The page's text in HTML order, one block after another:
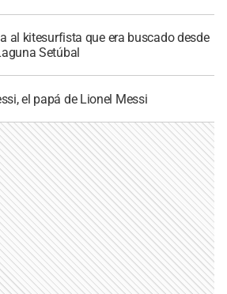
al kitesurfista que era buscado desde
Setúbal
el papá de Lionel Messi